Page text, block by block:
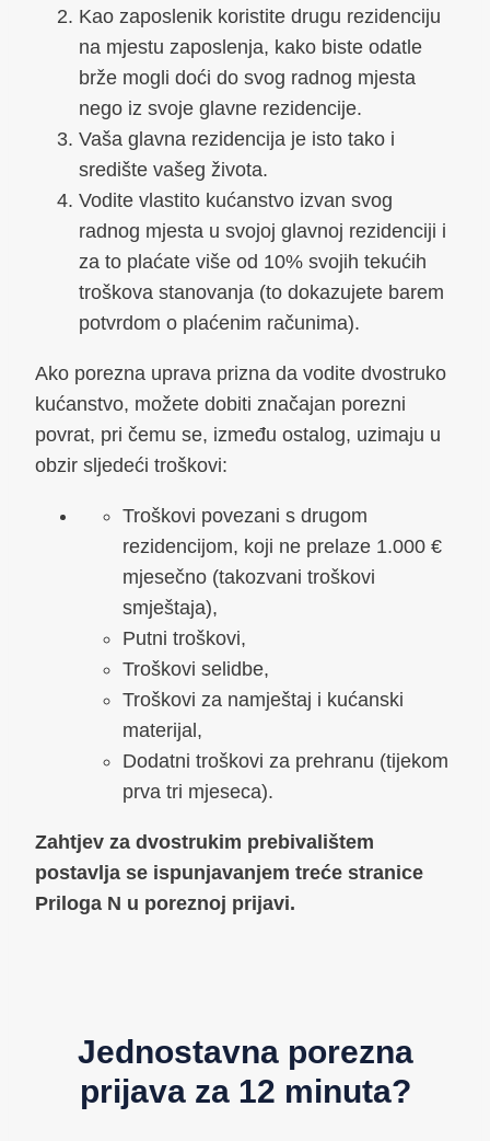
Kao zaposlenik koristite drugu rezidenciju
na mjestu zaposlenja, kako biste odatle
brže mogli doći do svog radnog mjesta
nego iz svoje glavne rezidencije.
Vaša glavna rezidencija je isto tako i
središte vašeg života.
Vodite vlastito kućanstvo izvan svog
radnog mjesta u svojoj glavnoj rezidenciji i
za to plaćate više od 10% svojih tekućih
troškova stanovanja (to dokazujete barem
potvrdom o plaćenim računima).
Ako porezna uprava prizna da vodite dvostruko
kućanstvo, možete dobiti značajan porezni
povrat, pri čemu se, između ostalog, uzimaju u
obzir sljedeći troškovi:
Troškovi povezani s drugom
rezidencijom, koji ne prelaze 1.000 €
mjesečno (takozvani troškovi
smještaja),
Putni troškovi,
Troškovi selidbe,
Troškovi za namještaj i kućanski
materijal,
Dodatni troškovi za prehranu (tijekom
prva tri mjeseca).
Zahtjev za dvostrukim prebivalištem
postavlja se ispunjavanjem treće stranice
Priloga N u poreznoj prijavi.
Jednostavna porezna
prijava za 12 minuta?